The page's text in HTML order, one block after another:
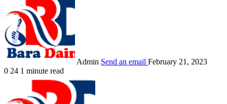
Admin Send an email February 21, 2023
0 24 1 minute read